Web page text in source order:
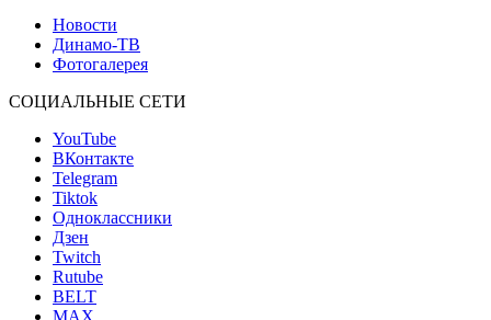
Новости
Динамо-ТВ
Фотогалерея
СОЦИАЛЬНЫЕ СЕТИ
YouTube
ВКонтакте
Telegram
Tiktok
Одноклассники
Дзен
Twitch
Rutube
BELT
MAX